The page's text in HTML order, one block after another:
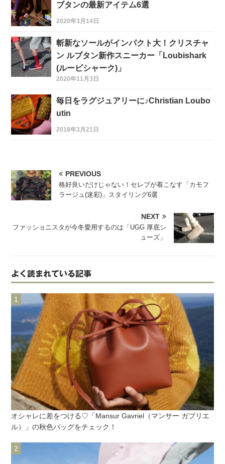
ブタンの最新アイテム6選
2020年3月14日
斬新なソールがインパクト大！クリスチャ
ン ルブタン新作スニーカー「Loubishark
(ルービシャーク)」
2020年11月3日
毎日をラグジュアリーに♪Christian Loubo
utin
2018年3月21日
PREVIOUS
格好良いだけじゃない！セレブが着こなす「カモフ
ラージュ(迷彩)」スタイリング6選
NEXT
ファッショニスタが今冬愛用するのは「UGG 厚底シ
ューズ」
よく読まれている記事
オシャレに差をつける♡「Mansur Gavriel（マンサー ガブリエ
ル）」の秋色バッグをチェック！